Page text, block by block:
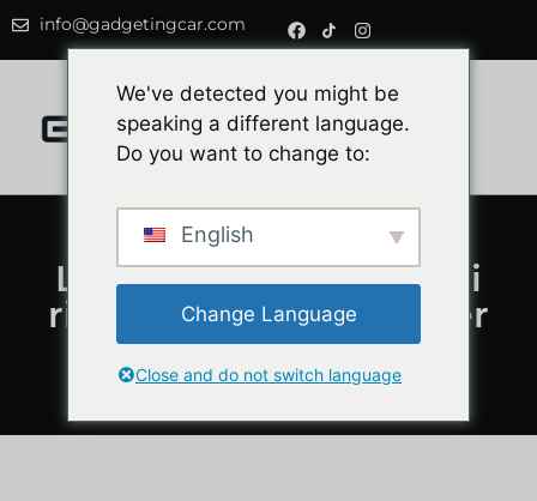
info@gadgetingcar.com
Le 3 migliori stazioni di
ricarica domestiche per
auto elettriche
We've detected you might be
speaking a different language.
Do you want to change to:
English
Change Language
Close and do not switch language